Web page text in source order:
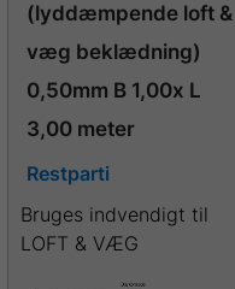
(lyddæmpende loft &
væg beklædning)
0,50mm B 1,00x L
3,00 meter
Restparti
Bruges indvendigt til
LOFT & VÆG